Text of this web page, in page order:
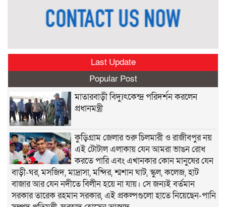
Last Update
Popular Post
মাতারবাড়ী বিদ্যুৎকেন্দ্র পরিদর্শন করলেন
প্রধানমন্ত্রী
কুড়িগ্রাম জেলার শুরু চিলমারী ও রাজীবপুর নয়
এই টোটাল এলাকায় যেন আমরা ভাঙন রোধ
করতে পারি এবং এখানকার কোন মানুষের যেন
বাড়ী-ঘর, মসজিদ, মাদ্রাসা, মন্দির, শ্মশান ঘাট, স্কুল, কলেজ, হাট
বাজার আর যেন নদীতে বিলীন হয়ে না যায়। সে জন্যই বর্তমান
সরকার তারেক রহমান সরকার, এই প্রকল্পগুলো হাতে নিয়েছেন-পানি